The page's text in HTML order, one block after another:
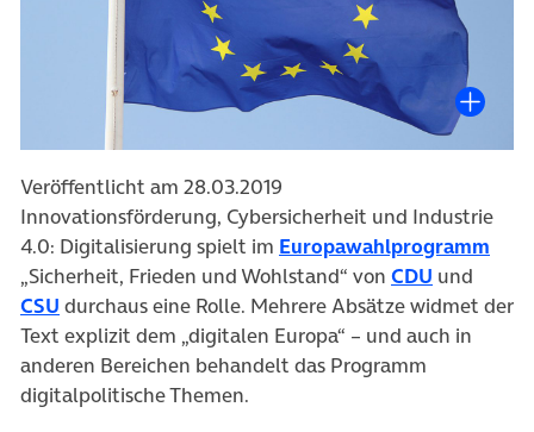
Veröffentlicht am 28.03.2019
Innovationsförderung, Cybersicherheit und Industrie
4.0: Digitalisierung spielt im Europawahlprogramm
„Sicherheit, Frieden und Wohlstand“ von CDU (öffnet in
und
CSU (öffnet in neuem Tab)
durchaus eine Rolle. Mehrere Absätze widmet der
Text explizit dem „digitalen Europa“ – und auch in
anderen Bereichen behandelt das Programm
digitalpolitische Themen.